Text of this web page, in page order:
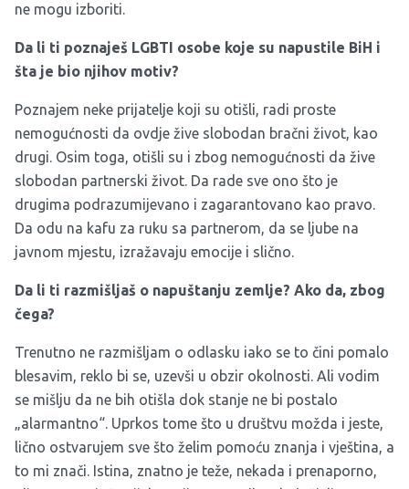
ne mogu izboriti.
Da li ti poznaješ LGBTI osobe koje su napustile BiH i
šta je bio njihov motiv?
Poznajem neke prijatelje koji su otišli, radi proste
nemogućnosti da ovdje žive slobodan bračni život, kao
drugi. Osim toga, otišli su i zbog nemogućnosti da žive
slobodan partnerski život. Da rade sve ono što je
drugima podrazumijevano i zagarantovano kao pravo.
Da odu na kafu za ruku sa partnerom, da se ljube na
javnom mjestu, izražavaju emocije i slično.
Da li ti razmišljaš o napuštanju zemlje? Ako da, zbog
čega?
Trenutno ne razmišljam o odlasku iako se to čini pomalo
blesavim, reklo bi se, uzevši u obzir okolnosti. Ali vodim
se mišlju da ne bih otišla dok stanje ne bi postalo
„alarmantno“. Uprkos tome što u društvu možda i jeste,
lično ostvarujem sve što želim pomoću znanja i vještina, a
to mi znači. Istina, znatno je teže, nekada i prenaporno,